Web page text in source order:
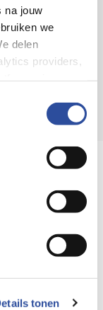
na jouw
we
delen
providers,
kunt je keuze op
tonen